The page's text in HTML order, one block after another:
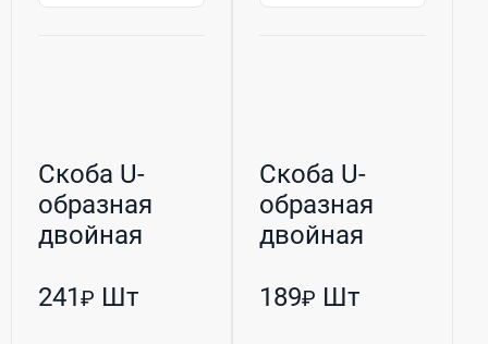
Скоба U-
образная
двойная
М10 45/45 (Р...
241₽ Шт
Скоба U-
образная
двойная
М8 80/34 (РБ...
189₽ Шт